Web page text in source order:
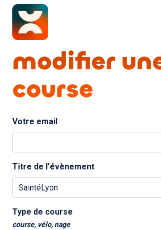
modifier
course
Votre email
Titre de l'évènement
Type de course
course, vélo, nage